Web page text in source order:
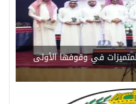
في وقوفها الأولى